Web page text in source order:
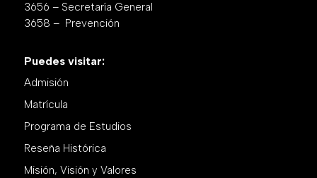
3656 – Secretaría General
3658 – Prevención
Puedes visitar:
Admisión
Matrícula
Programa de Estudios
Reseña Histórica
Misión, Visión y Valores